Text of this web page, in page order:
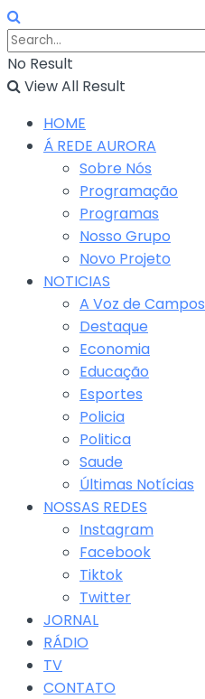
No Result
View All Result
HOME
Á REDE AURORA
Sobre Nós
Programação
Programas
Nosso Grupo
Novo Projeto
NOTICIAS
A Voz de Campos
Destaque
Economia
Educação
Esportes
Policia
Politica
Saude
Últimas Notícias
NOSSAS REDES
Instagram
Facebook
Tiktok
Twitter
JORNAL
RÁDIO
TV
CONTATO